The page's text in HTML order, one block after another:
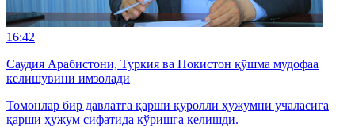
16:42
Саудия Арабистони, Туркия ва Покистон қўшма мудофаа
келишувини имзолади
Томонлар бир давлатга қарши қуролли ҳужумни учаласига
қарши ҳужум сифатида кўришга келишди.